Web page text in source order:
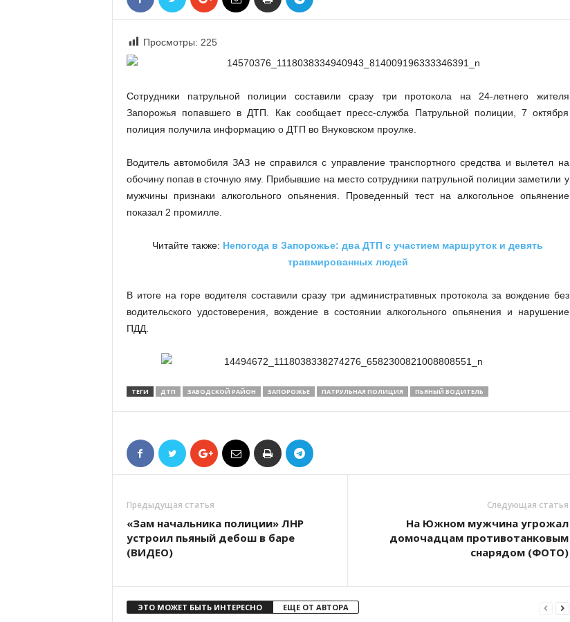
Просмотры: 225
Сотрудники патрульной полиции составили сразу три протокола на 24-летнего жителя
Запорожья попавшего в ДТП. Как сообщает пресс-служба Патрульной полиции, 7 октября
полиция получила информацию о ДТП во Внуковском проулке.
Водитель автомобиля ЗАЗ не справился с управление транспортного средства и вылетел на
обочину попав в сточную яму. Прибывшие на место сотрудники патрульной полиции заметили у
мужчины признаки алкогольного опьянения. Проведенный тест на алкогольное опьянение
показал 2 промилле.
Читайте также: Непогода в Запорожье: два ДТП с участием маршруток и девять
травмированных людей
В итоге на горе водителя составили сразу три административных протокола за вождение без
водительского удостоверения, вождение в состоянии алкогольного опьянения и нарушение
ПДД.
ТЕГИ ДТП ЗАВОДСКОЙ РАЙОН ЗАПОРОЖЬЕ ПАТРУЛЬНАЯ ПОЛИЦИЯ ПЬЯНЫЙ ВОДИТЕЛЬ
Предыдущая статья
«Зам начальника полиции» ЛНР
устроил пьяный дебош в баре
(ВИДЕО)
Следующая статья
На Южном мужчина угрожал
домочадцам противотанковым
снарядом (ФОТО)
ЭТО МОЖЕТ БЫТЬ ИНТЕРЕСНО ЕЩЕ ОТ АВТОРА